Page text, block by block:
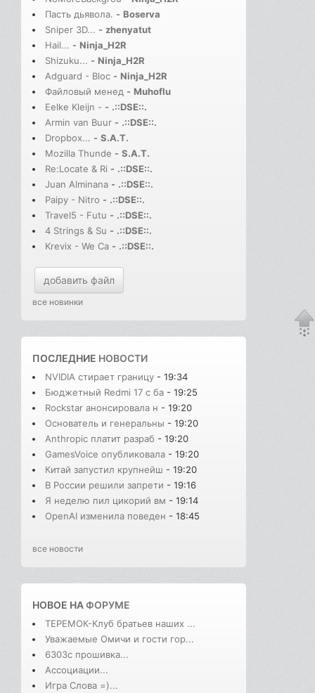
Пасть дьявола. - Boserva
Sniper 3D... - zhenyatut
Hail... - Ninja_H2R
Shizuku... - Ninja_H2R
Adguard - Bloc - Ninja_H2R
Файловый менед - Muhoflu
Eelke Kleijn - - .::DSE::.
Armin van Buur - .::DSE::.
Dropbox... - S.A.T.
Mozilla Thunde - S.A.T.
Re:Locate & Ri - .::DSE::.
Juan Alminana - .::DSE::.
Paipy - Nitro - .::DSE::.
Travel5 - Futu - .::DSE::.
4 Strings & Su - .::DSE::.
Krevix - We Ca - .::DSE::.
добавить файл
все новинки
ПОСЛЕДНИЕ НОВОСТИ
NVIDIA стирает границу - 19:34
Бюджетный Redmi 17 с ба - 19:25
Rockstar анонсировала н - 19:20
Основатель и генеральны - 19:20
Anthropic платит разраб - 19:20
GamesVoice опубликовала - 19:20
Китай запустил крупнейш - 19:20
В России решили запрети - 19:16
Я неделю пил цикорий вм - 19:14
OpenAI изменила поведен - 18:45
все новости
НОВОЕ НАФОРУМЕ
ТЕРЕМОК-Клуб братьев наших ...
Уважаемые Омичи и гости гор...
6303с прошивка...
Ассоциации...
Игра Слова =)...